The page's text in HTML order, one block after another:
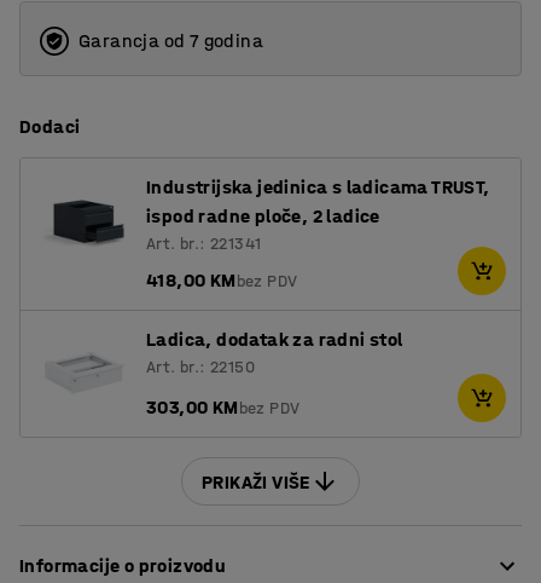
Vinil Garancja od 7 godina
Dodaci
Industrijska jedinica s ladicama TRUST,
ispod radne ploče, 2 ladice
Art. br.: 221341
418,00 KMbez PDV
Ladica, dodatak za radni stol
Art. br.: 22150
303,00 KMbez PDV
PRIKAŽI VIŠE
Informacije o proizvodu